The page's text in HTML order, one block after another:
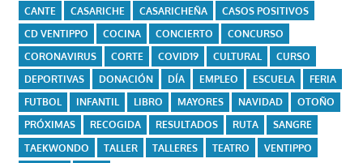
CANTE
CASARICHE CASARICHEÑA
CASOS POSITIVOS
CD VENTIPPO
COCINA CONCIERTO
CONCURSO
CORONAVIRUS
CORTE COVID19 CULTURAL
CURSO
DEPORTIVAS
DONACIÓN DÍA EMPLEO ESCUELA
FERIA
FUTBOL
INFANTIL LIBRO MAYORES NAVIDAD
OTOÑO
PRÓXIMAS
RECOGIDA RESULTADOS RUTA
SANGRE
TAEKWONDO
TALLER TALLERES TEATRO VENTIPPO